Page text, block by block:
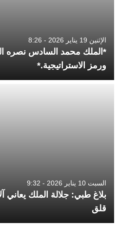
الإثنين 19 يناير 2026 - 8:26
*الملك محمد السادس نصره
ورمز الاستراتيجية.*
السبت 10 يناير 2026 - 9:32
بلاغ طبي: جلالة الملك يعاني
قلق